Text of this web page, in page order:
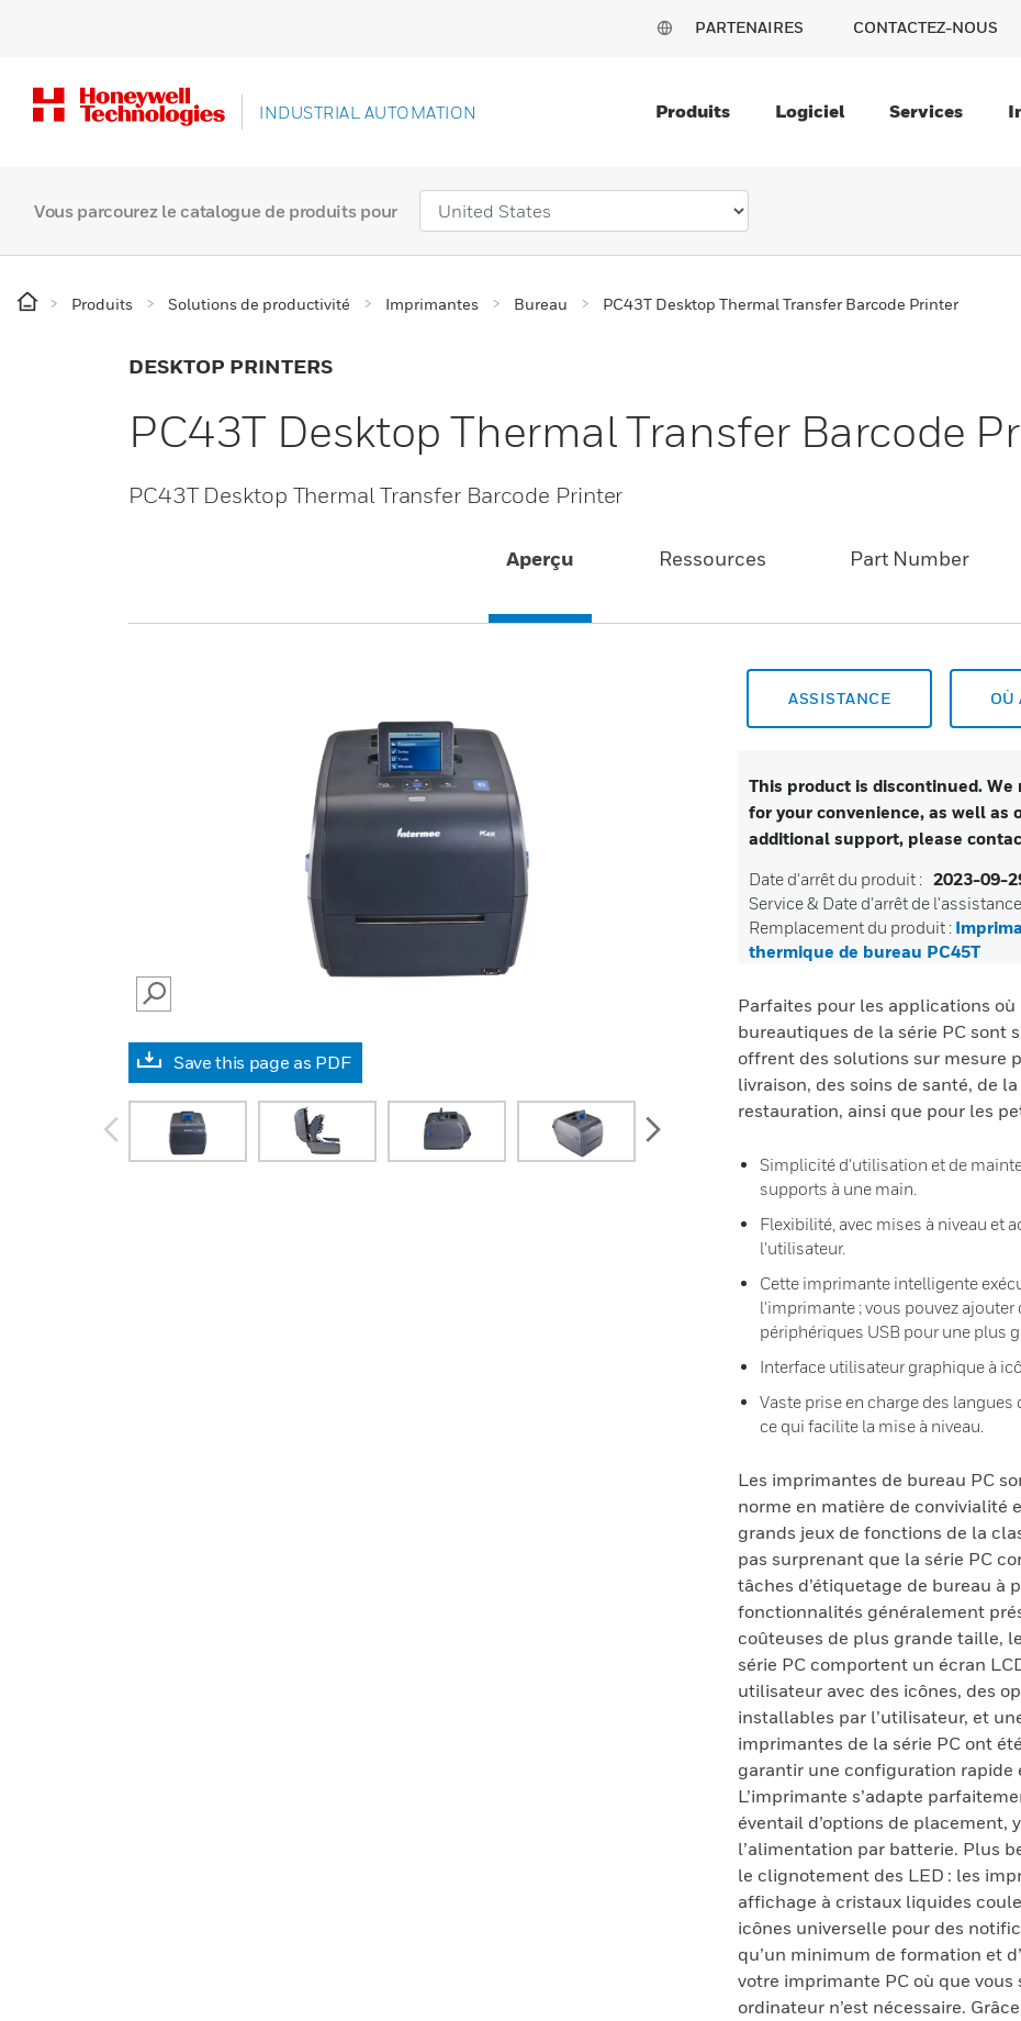
PARTENAIRES CONTACTEZ-NOUS
INDUSTRIAL AUTOMATION Produits Logiciel Services
Vous parcourez le catalogue de produits pour
Produits Solutions de productivité Imprimantes Bureau PC43T Desktop Thermal Transfer Barcode Printer
DESKTOP PRINTERS
PC43T Desktop Thermal Transfer Barcode
PC43T Desktop Thermal Transfer Barcode Printer
Aperçu Ressources Part Number
SEARCH
Save this page as PDF
ASSISTANCE OÙ
This product is discontinued.
for your convenience, as well
additional support, please
Date d'arrêt du produit : 2023-09-
Service & Date d'arrêt de
Remplacement du produit :
thermique de bureau PC45T
Parfaites pour les applications
bureautiques de la série PC sont
offrent des solutions sur mesure
livraison, des soins de santé, de
restauration, ainsi que pour les
Simplicité d'utilisation et de
supports à une main.
Flexibilité, avec mises à niveau et
l'utilisateur.
Cette imprimante intelligente
l'imprimante ; vous pouvez ajouter
périphériques USB pour une plus
Interface utilisateur graphique à
Vaste prise en charge des
ce qui facilite la mise à niveau.
Les imprimantes de bureau PC
norme en matière de convivialité
grands jeux de fonctions de la
pas surprenant que la série PC
tâches d’étiquetage de bureau à
fonctionnalités généralement
coûteuses de plus grande taille,
série PC comportent un écran
utilisateur avec des icônes, des
installables par l’utilisateur, et
imprimantes de la série PC ont
garantir une configuration
L’imprimante s’adapte
éventail d’options de placement,
l’alimentation par batterie. Plus
le clignotement des LED : les
affichage à cristaux liquides
icônes universelle pour des
qu’un minimum de formation et
votre imprimante PC où que vous
ordinateur n’est nécessaire.